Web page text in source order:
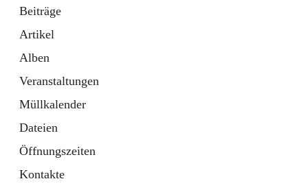
Beiträge
Artikel
Alben
Veranstaltungen
Müllkalender
Dateien
Öffnungszeiten
Kontakte
18 Schnellzugriffe
Gemeindeservice